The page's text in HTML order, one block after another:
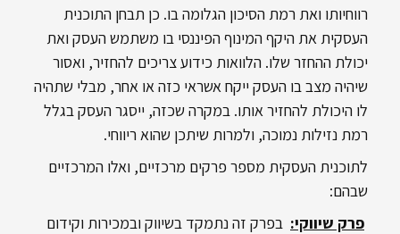
רווחיותו ואת רמת הסיכון הגלומה בו. כן תבחן התוכנית
העסקית את היקף המינוף הפיננסי בו משתמש העסק ואת
יכולת ההחזר שלו. הלוואות כידוע צריכים להחזיר, ואסור
שיהיה מצב בו העסק ייקח אשראי כזה או אחר, מבלי שתהיה
לו היכולת להחזיר אותו. במקרה שכזה, ייסגר העסק בגלל
רמת נזילות נמוכה, ולמרות שיתכן שהוא ריווחי.
לתוכנית העסקית מספר פרקים מרכזיים, ואלו המרכזיים
שבהם:
פרק שיווקי: בפרק זה נתמקד בשיווק ובמכירות וקידום